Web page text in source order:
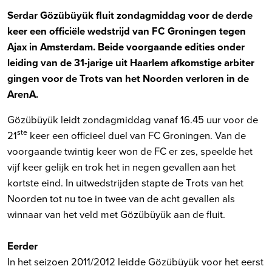
Serdar Gözübüyük fluit zondagmiddag voor de derde
keer een officiële wedstrijd van FC Groningen tegen
Ajax in Amsterdam. Beide voorgaande edities onder
leiding van de 31-jarige uit Haarlem afkomstige arbiter
gingen voor de Trots van het Noorden verloren in de
ArenA.
Gözübüyük leidt zondagmiddag vanaf 16.45 uur voor de
21ste keer een officieel duel van FC Groningen. Van de
voorgaande twintig keer won de FC er zes, speelde het
vijf keer gelijk en trok het in negen gevallen aan het
kortste eind. In uitwedstrijden stapte de Trots van het
Noorden tot nu toe in twee van de acht gevallen als
winnaar van het veld met Gözübüyük aan de fluit.
Eerder
In het seizoen 2011/2012 leidde Gözübüyük voor het eerst